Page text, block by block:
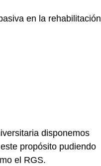
en la rehabilitación
disponemos
propósito pudiendo
el RGS.